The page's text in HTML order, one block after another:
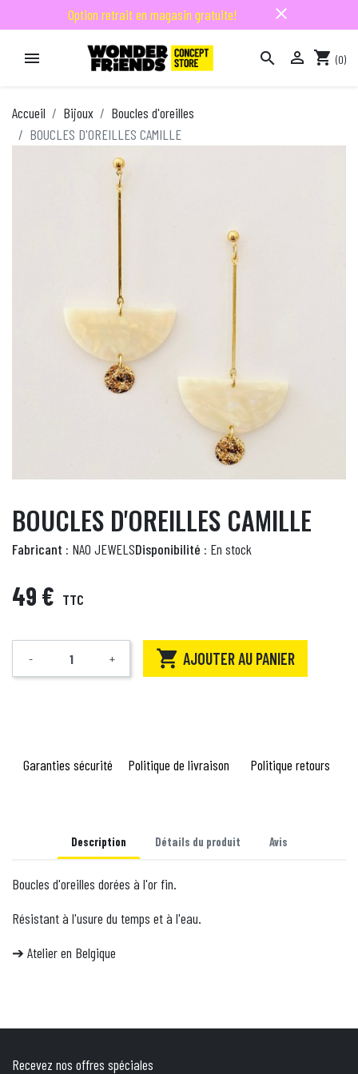
Option retrait en magasin gratuite! close
   shopping_cart (0)
Accueil Bijoux
Boucles d'oreilles
BOUCLES D'OREILLES CAMILLE
BOUCLES D'OREILLES CAMILLE
Fabricant : NAO JEWELSDisponibilité : En stock
49 € TTC
Quantité
- +  AJOUTER AU PANIER
Garanties sécurité Politique de livraison Politique retours
Description Détails du produit Avis
Boucles d'oreilles dorées à l'or fin.
Résistant à l'usure du temps et à l'eau.
➔ Atelier en Belgique
Recevez nos offres spéciales